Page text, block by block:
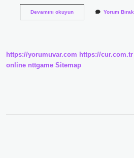
Devamını okuyunSu
Yorum Bırak
https://yorumuvar.com https://cur.com.tr
online nttgame Sitemap